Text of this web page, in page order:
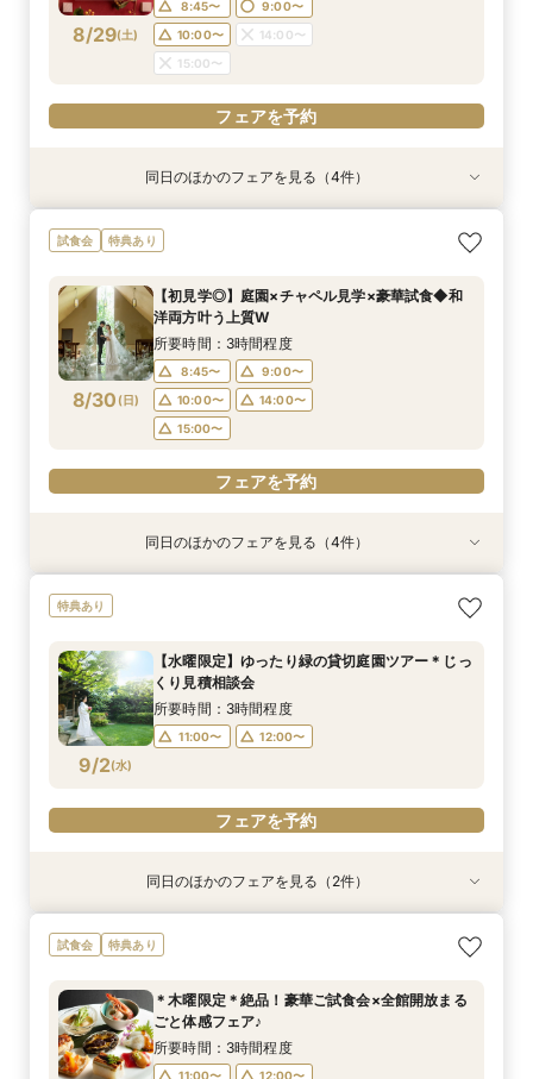
フェアを予約
フェアを予約
8/29(土)
8:45〜
9:00〜
10:00〜
14:00〜
15:00〜
フェアを予約
8/29(土 )
【2時間30分/試食無】お見積りまでご案内★レ
ギュラー相談会
9:00〜
10:00〜
11:00〜
14:00〜
15:00〜
フェアを予約
特典あり
8/29(土 )
【6名からOK♪】少人数婚プラン相談会◆豪華試
食付きフェア！
9:00〜
10:00〜
11:00〜
13:00〜
14:00〜
フェアを予約
8/29(土 )
〈土日祝限定♪〉☆ガーデンウェディング×感動
挙式体感ツアー☆
9:00〜
10:00〜
11:00〜
14:00〜
15:00〜
フェアを予約
8/29(土 )
週末限定≪気軽に参加☆≫90分でショート相談
会【特典付き♪】
9:00〜
11:00〜
15:00〜
16:00〜
18:00〜
フェアを予約
同日のほかのフェアを見る（4件）
試食会 特典あり
8/30 (日)
【初見学◎】庭園×チャペル見学×豪華試食◆和
洋両方叶う上質W
所要時間：3時間程度
8:45〜
9:00〜
10:00〜
14:00〜
15:00〜
フェアを予約
8/30(日)
【2時間30分/試食無】お見積りまでご案内★レ
9:00〜
11:00〜
14:00〜
15:00〜
特典あり
8/30(日)
【6名からOK♪】少人数婚プラン相談会◆豪華試
9:00〜
11:00〜
13:00〜
14:00〜
8/30(日)
〈土日祝限定♪〉☆ガーデンウェディング×感動
9:00〜
11:00〜
14:00〜
15:00〜
8/30(日)
週末限定≪気軽に参加☆≫90分でショート相談
9:00〜
15:00〜
16:00〜
18:00〜
同日のほかのフェアを見る（4件）
特典あり
9/2(水)
【水曜限定】ゆったり緑の貸切庭園ツアー＊じっ
くり見積相談会
所要時間：3時間程度
11:00〜 12:00〜
フェアを予約
9/2(水)
≪はじめての見学☆≫90分でショート相談会
【特典付き♪】
12:00〜
14:00〜
15:00〜
16:00〜
9/2(水)
〈平日限定♪〉＊1600坪の庭園美＆邸宅＊【全館
見学ツアー】
12:00〜
15:00〜
17:00〜
18:00〜
同日のほかのフェアを見る（2件）
試食会 特典あり
＊木曜限定＊絶品！豪華ご試食会×全館開放まる
ごと体感フェア♪
所要時間：3時間程度
11:00〜 12:00〜